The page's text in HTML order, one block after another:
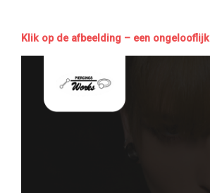
Klik op de afbeelding – een